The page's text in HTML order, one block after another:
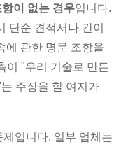
이 없는 경우입니다.
단순 견적서나 간이
에 관한 명문 조항을
이 "우리 기술로 만든
주장을 할 여지가
제입니다. 일부 업체는